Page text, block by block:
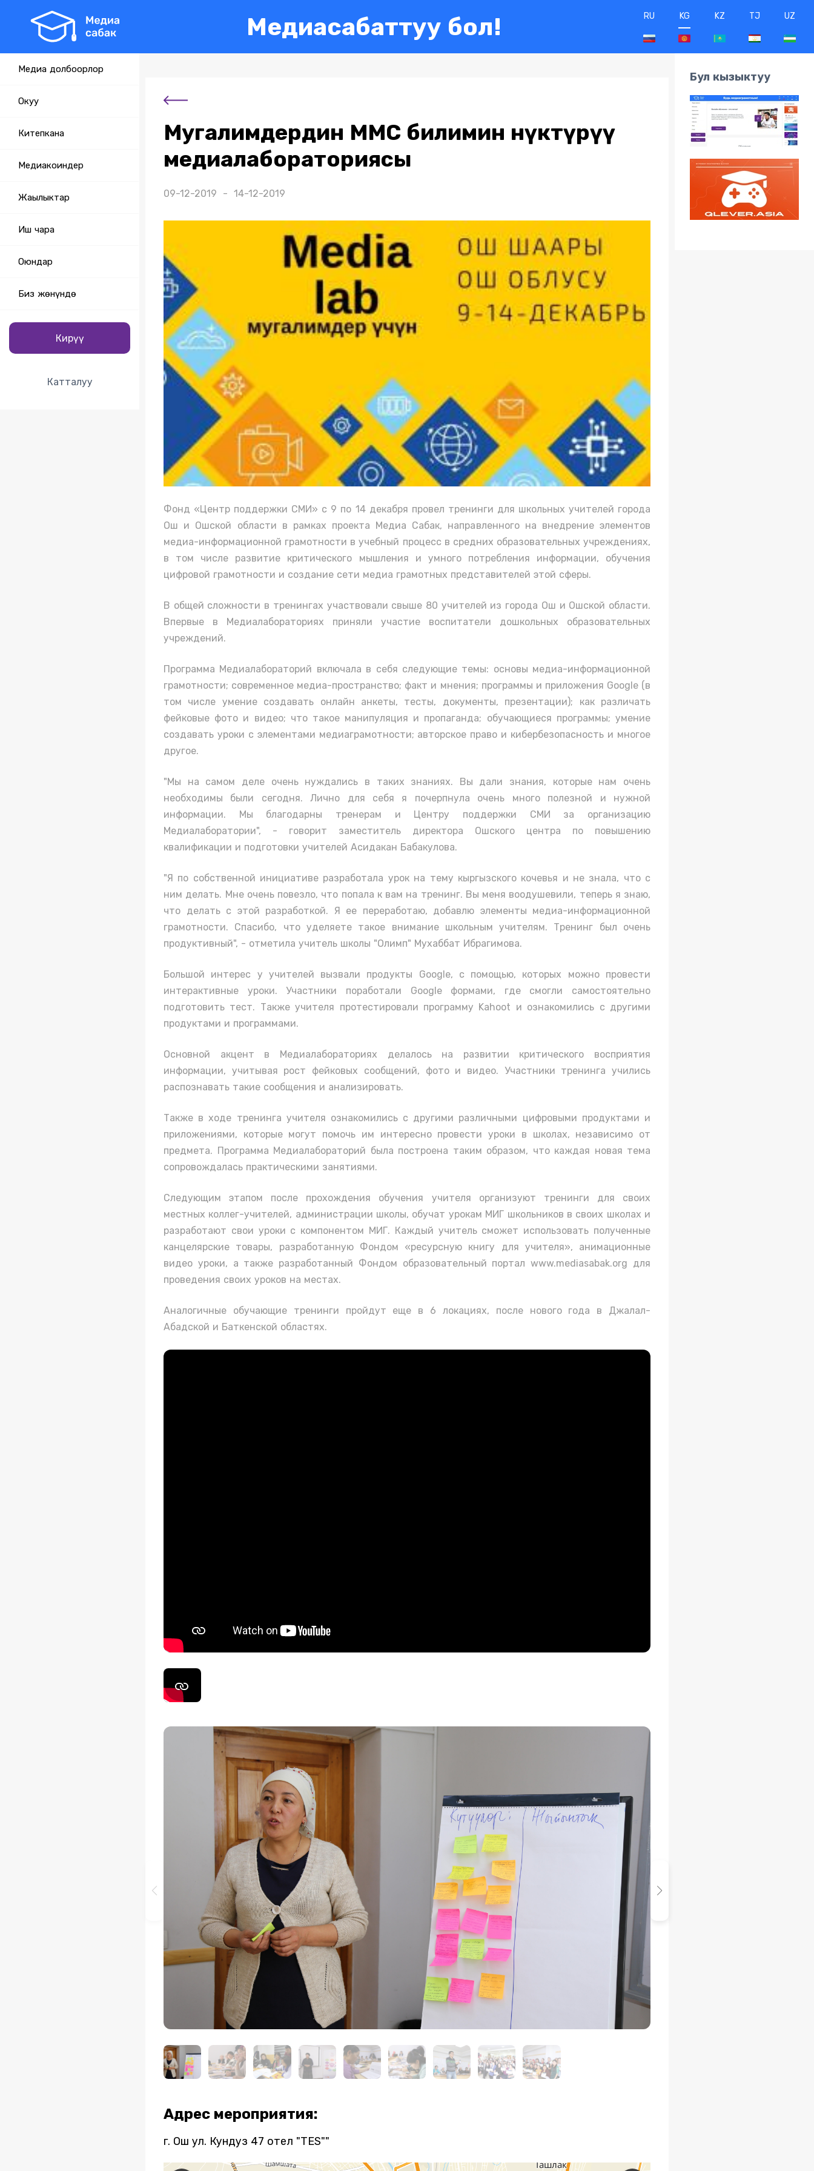
Медиасабаттуу бол! RU KG KZ TJ UZ
Медиа долбоорлор
Окуу
Китепкана
Медиакоиндер
Жаңылыктар
Иш чара
Оюндар
Биз жөнүндө
Кирүү
Катталуу
Мугалимдердин ММС билимин өнүктүрүү
медиалабораториясы
09-12-2019 - 14-12-2019
Фонд «Центр поддержки СМИ» с 9 по 14 декабря провел тренинги для школьных учителей города
Ош и Ошской области в рамках проекта Медиа Сабак, направленного на внедрение элементов
медиа-информационной грамотности в учебный процесс в средних образовательных учреждениях,
в том числе развитие критического мышления и умного потребления информации, обучения
цифровой грамотности и создание сети медиа грамотных представителей этой сферы.
В общей сложности в тренингах участвовали свыше 80 учителей из города Ош и Ошской области.
Впервые в Медиалабораториях приняли участие воспитатели дошкольных образовательных
учреждений.
Программа Медиалабораторий включала в себя следующие темы: основы медиа-информационной
грамотности; современное медиа-пространство; факт и мнения; программы и приложения Google (в
том числе умение создавать онлайн анкеты, тесты, документы, презентации); как различать
фейковые фото и видео; что такое манипуляция и пропаганда; обучающиеся программы; умение
создавать уроки с элементами медиаграмотности; авторское право и кибербезопасность и многое
другое.
"Мы на самом деле очень нуждались в таких знаниях. Вы дали знания, которые нам очень
необходимы были сегодня. Лично для себя я почерпнула очень много полезной и нужной
информации. Мы благодарны тренерам и Центру поддержки СМИ за организацию
Медиалаборатории", - говорит заместитель директора Ошского центра по повышению
квалификации и подготовки учителей Асидакан Бабакулова.
"Я по собственной инициативе разработала урок на тему кыргызского кочевья и не знала, что с
ним делать. Мне очень повезло, что попала к вам на тренинг. Вы меня воодушевили, теперь я знаю,
что делать с этой разработкой. Я ее переработаю, добавлю элементы медиа-информационной
грамотности. Спасибо, что уделяете такое внимание школьным учителям. Тренинг был очень
продуктивный", - отметила учитель школы "Олимп" Мухаббат Ибрагимова.
Большой интерес у учителей вызвали продукты Google, c помощью, которых можно провести
интерактивные уроки. Участники поработали Google формами, где смогли самостоятельно
подготовить тест. Также учителя протестировали программу Kahoot и ознакомились с другими
продуктами и программами.
Основной акцент в Медиалабораториях делалось на развитии критического восприятия
информации, учитывая рост фейковых сообщений, фото и видео. Участники тренинга учились
распознавать такие сообщения и анализировать.
Также в ходе тренинга учителя ознакомились с другими различными цифровыми продуктами и
приложениями, которые могут помочь им интересно провести уроки в школах, независимо от
предмета. Программа Медиалабораторий была построена таким образом, что каждая новая тема
сопровождалась практическими занятиями.
Следующим этапом после прохождения обучения учителя организуют тренинги для своих
местных коллег-учителей, администрации школы, обучат урокам МИГ школьников в своих школах и
разработают свои уроки с компонентом МИГ. Каждый учитель сможет использовать полученные
канцелярские товары, разработанную Фондом «ресурсную книгу для учителя», анимационные
видео уроки, а также разработанный Фондом образовательный портал www.mediasabak.org для
проведения своих уроков на местах.
Аналогичные обучающие тренинги пройдут еще в 6 локациях, после нового года в Джалал-
Абадской и Баткенской областях.
Адрес мероприятия:
г. Ош ул. Кундуз 47 отел "TES""
Бул кызыктуу